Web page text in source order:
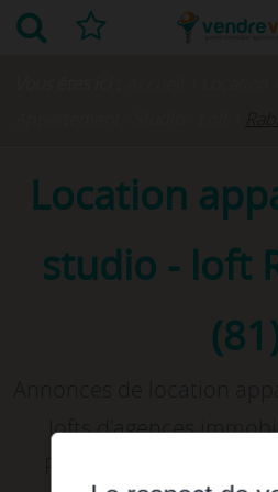
Location
studio - loft
lofts d'agences